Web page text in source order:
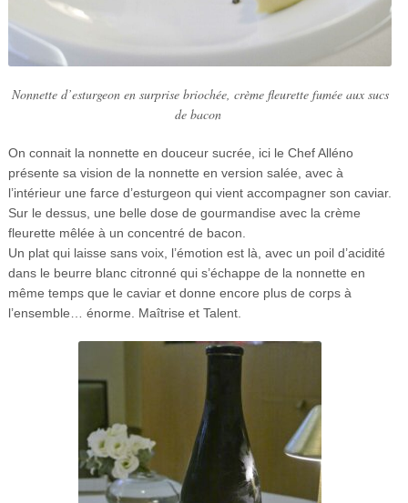
Nonnette d’esturgeon en surprise briochée, crème fleurette fumée aux sucs
de bacon
On connait la nonnette en douceur sucrée, ici le Chef Alléno
présente sa vision de la nonnette en version salée, avec à
l’intérieur une farce d’esturgeon qui vient accompagner son caviar.
Sur le dessus, une belle dose de gourmandise avec la crème
fleurette mêlée à un concentré de bacon.
Un plat qui laisse sans voix, l’émotion est là, avec un poil d’acidité
dans le beurre blanc citronné qui s’échappe de la nonnette en
même temps que le caviar et donne encore plus de corps à
l’ensemble… énorme. Maîtrise et Talent.